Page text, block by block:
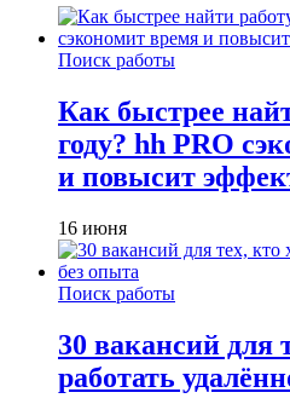
Поиск работы
Как быстрее
году? hh PRO
и повысит
16 июня
Поиск работы
30 вакансий для
работать